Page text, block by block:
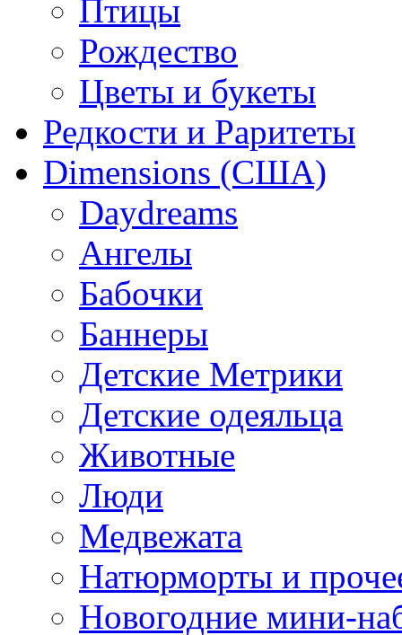
Птицы
Рождество
Цветы и букеты
Редкости и Раритеты
Dimensions (США)
Daydreams
Ангелы
Бабочки
Баннеры
Детские Метрики
Детские одеяльца
Животные
Люди
Медвежата
Натюрморты и
Новогодние мини-